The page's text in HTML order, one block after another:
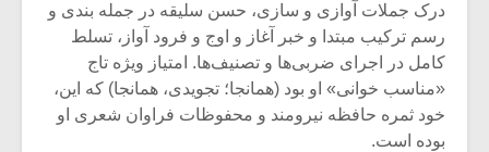
درک جملات آوازی و سازی، حسن سلیقه در جمله بندی و
رسم ترکیب مبتدا و خبر آغاز و اوج و فرود آواز، تسلط
کامل در اجرای ضربی‌ها و تصنیف‌ها. امتیاز ویژه تاج
«مناسب خوانی» او بود (همانجا؛ تجویدی، همانجا) که این،
خود ثمره حافظه نیرومند و محفوظات فراوان شعری او
بوده است.
میکلوش روژا
یادداشتی بر موسیقی
موریس ژار
دوره